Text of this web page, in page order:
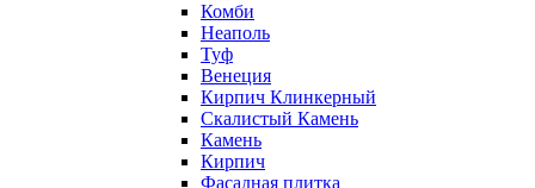
Комби
Неаполь
Туф
Венеция
Кирпич Клинкерный
Скалистый Камень
Камень
Кирпич
Фасадная плитка